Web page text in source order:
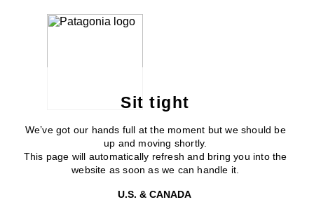
Sit tight
We’ve got our hands full at the moment but we should be
up and moving shortly.
This page will automatically refresh and bring you into the
website as soon as we can handle it.
U.S. & CANADA